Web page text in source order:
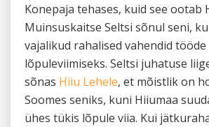
Konepaja tehases, kuid see ootab
Muinsuskaitse Seltsi sõnul seni,
vajalikud rahalised vahendid tööde
lõpuleviimiseks. Seltsi juhatuse
sõnas Hiiu Lehele, et mõistlik on
Soomes seniks, kuni Hiiumaa
ühes tükis lõpule viia. Kui